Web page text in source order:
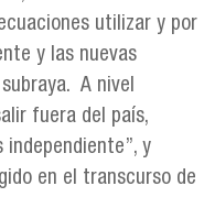
utilizar y por
y las nuevas
A nivel
fuera del país,
y
en el transcurso de